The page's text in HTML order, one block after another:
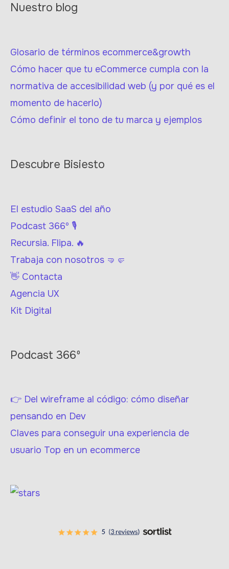
Nuestro blog
Glosario de términos ecommerce&growth
Cómo hacer que tu eCommerce cumpla con la
normativa de accesibilidad web (y por qué es el
momento de hacerlo)
Cómo definir el tono de tu marca y ejemplos
Descubre Bisiesto
El estudio SaaS del año
Podcast 366º 🎙
Recursia. Flipa. 🔥
Trabaja con nosotros 🤜🤛
👋 Contacta
Agencia UX
Kit Digital
Podcast 366º
👉 Del wireframe al código: cómo diseñar
pensando en Dev
Claves para conseguir una experiencia de
usuario Top en un ecommerce